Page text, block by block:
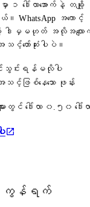
၁ ဒေါ်လာအောက်နဲ့ တချို့
WhatsApp အကောင့်
ါမှမဟုတ် အလိုအလျော
င့်တော်ဆုံးပါပဲ။
းသွင်းရန်မလိုပါ
အသင့်ဖြစ်နေသော ဖုန်း
တွင် ဒေါ်လာ ၀.၅၀ ဒေါ်လ
စီ ကွန်ရက်